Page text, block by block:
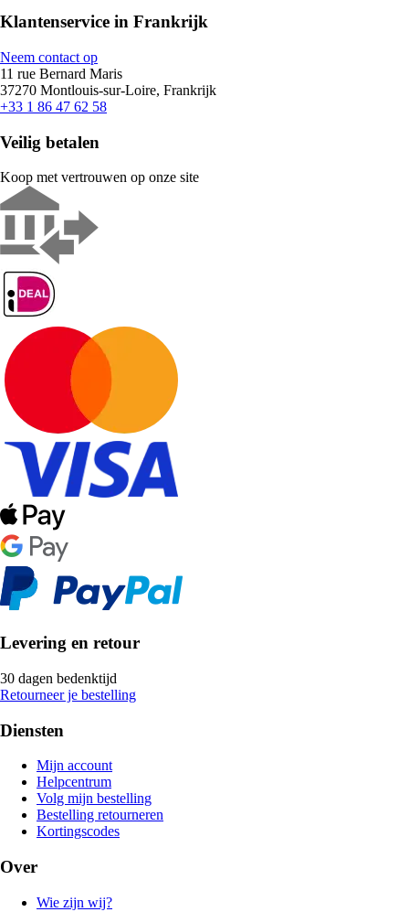
Klantenservice in Frankrijk
Neem contact op
11 rue Bernard Maris
37270 Montlouis-sur-Loire, Frankrijk
+33 1 86 47 62 58
Veilig betalen
Koop met vertrouwen op onze site
Levering en retour
30 dagen bedenktijd
Retourneer je bestelling
Diensten
Mijn account
Helpcentrum
Volg mijn bestelling
Bestelling retourneren
Kortingscodes
Over
Wie zijn wij?